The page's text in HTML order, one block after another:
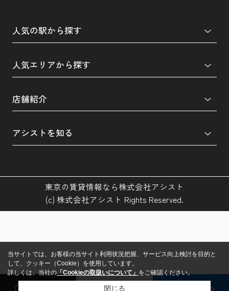
人気の駅から探す
人気エリアから探す
店舗紹介
アシストを知る
東京の賃貸情報なら株式会社アシスト
(c) 株式会社アシスト Rights Reserved.
当サイトでは、お客様の当サイト利用状況把握、サービス向上検討を目的と
して、クッキー（Cookie）を使用しています。
詳しくは、当社の「Cookieの取扱いについて」 をご確認ください。
閉じる